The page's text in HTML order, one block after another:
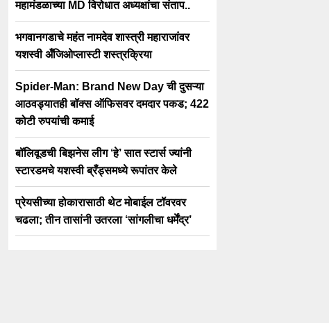
महामंडळाच्या MD विरोधात अध्यक्षांचा संताप..
भगवानगडाचे महंत नामदेव शास्त्री महाराजांवर
यशस्वी अँजिओप्लास्टी शस्त्रक्रिया
Spider-Man: Brand New Day ची दुसऱ्या
आठवड्यातही बॉक्स ऑफिसवर दमदार पकड; 422
कोटी रुपयांची कमाई
बॉलिवूडची बिझनेस लीग ‘हे’ सात स्टार्स ज्यांनी
स्टारडमचे यशस्वी ब्रँड्समध्ये रूपांतर केले
प्रेयसीच्या होकारासाठी थेट मोबाईल टॉवरवर
चढला; तीन तासांनी उतरला ‘सांगलीचा धर्मेंद्र’